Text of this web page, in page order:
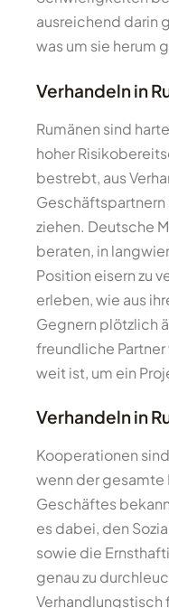
ausreichend darin
was um sie herum
Verhandeln in
Rumänen sind
hoher
bestrebt, aus
ziehen. Deutsche
beraten, in
Position eisern zu
erleben, wie aus
Gegnern plötzlich
freundliche
weit ist, um ein
Verhandeln in
Kooperationen
wenn der
Geschäftes
es dabei, den
sowie die
genau zu
Verhandlungstisch